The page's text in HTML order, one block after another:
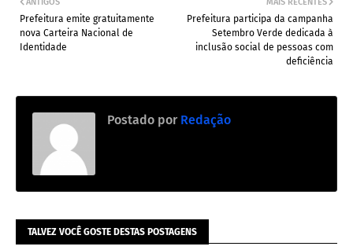
Prefeitura participa da campanha
Setembro Verde dedicada à
inclusão social de pessoas com
deficiência
Prefeitura emite gratuitamente
nova Carteira Nacional de
Identidade
Postado por Redação
TALVEZ VOCÊ GOSTE DESTAS POSTAGENS